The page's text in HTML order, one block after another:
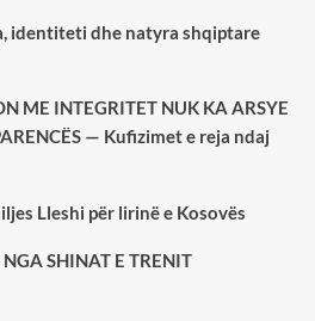
identiteti dhe natyra shqiptare
ME INTEGRITET NUK KA ARSYE
— Kufizimet e reja ndaj
Lleshi për lirinë e Kosovës
SHINAT E TRENIT